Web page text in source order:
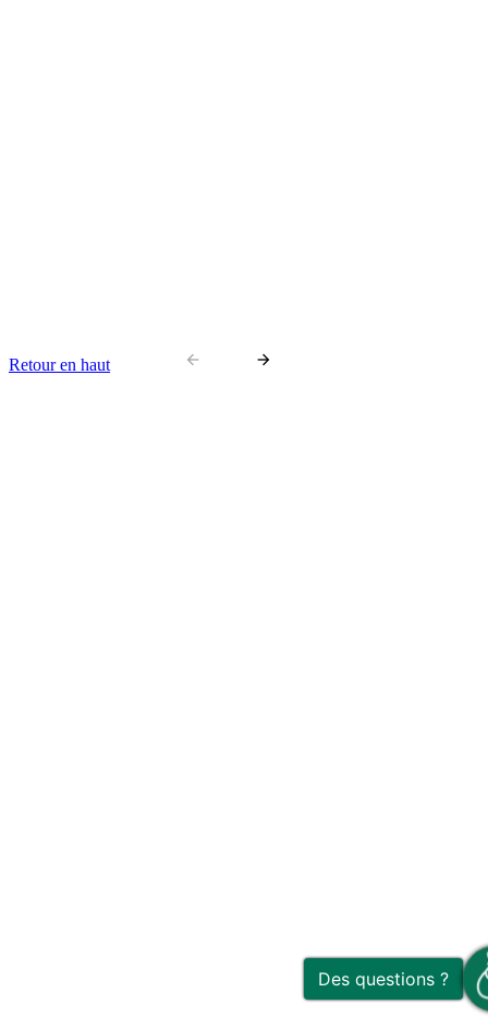
arrow_back arrow_forward
Retour en haut